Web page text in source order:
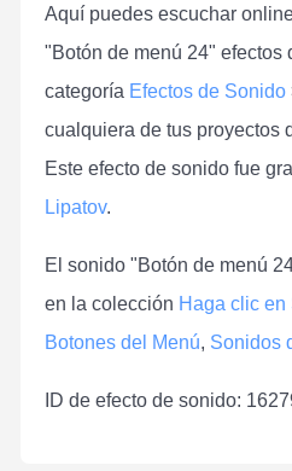
Aquí puedes escuchar
"Botón de menú 24" efectos
categoría Efectos de Sonido
cualquiera de tus proyectos
Este efecto de sonido fue
Lipatov.
El sonido "Botón de menú
en la colección Haga clic en
Botones del Menú, Sonidos
ID de efecto de sonido: